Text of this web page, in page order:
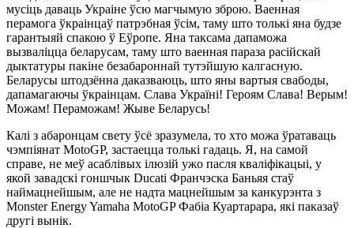
мусіць даваць Украіне ўсю магчымую зброю. Ваенная
перамога ўкраінцаў патрэбная ўсім, таму што толькі яна будзе
гарантыяй спакою ў Еўропе. Яна таксама дапаможа
вызваліцца беларусам, таму што ваенная параза расійскай
дыктатуры пакіне безабароннай тутэйшую калгасную.
Беларусы штодзённа даказваюць, што яны вартыя свабоды,
дапамагаючы ўкраінцам. Слава Україні! Героям Слава! Верым!
Можам! Пераможам! Жыве Беларусь!
Калі з абаронцам свету ўсё зразумела, то хто можа ўратаваць
чэмпіянат MotoGP, застаецца толькі гадаць. Я, на самой
справе, не меў асаблівых ілюзій ужо пасля кваліфікацыі, у
якой завадскі гоншчык Ducati Франчэска Баньяя стаў
наймацнейшым, але не надта мацнейшым за канкурэнта з
Monster Energy Yamaha MotoGP Фабіа Куартарара, які паказаў
другі вынік.